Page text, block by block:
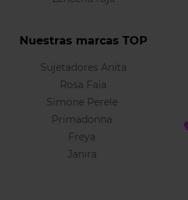
Nuestras marcas TOP
Sujetadores Anita
Rosa Faia
Simone Perele
Primadonna
Freya
Janira